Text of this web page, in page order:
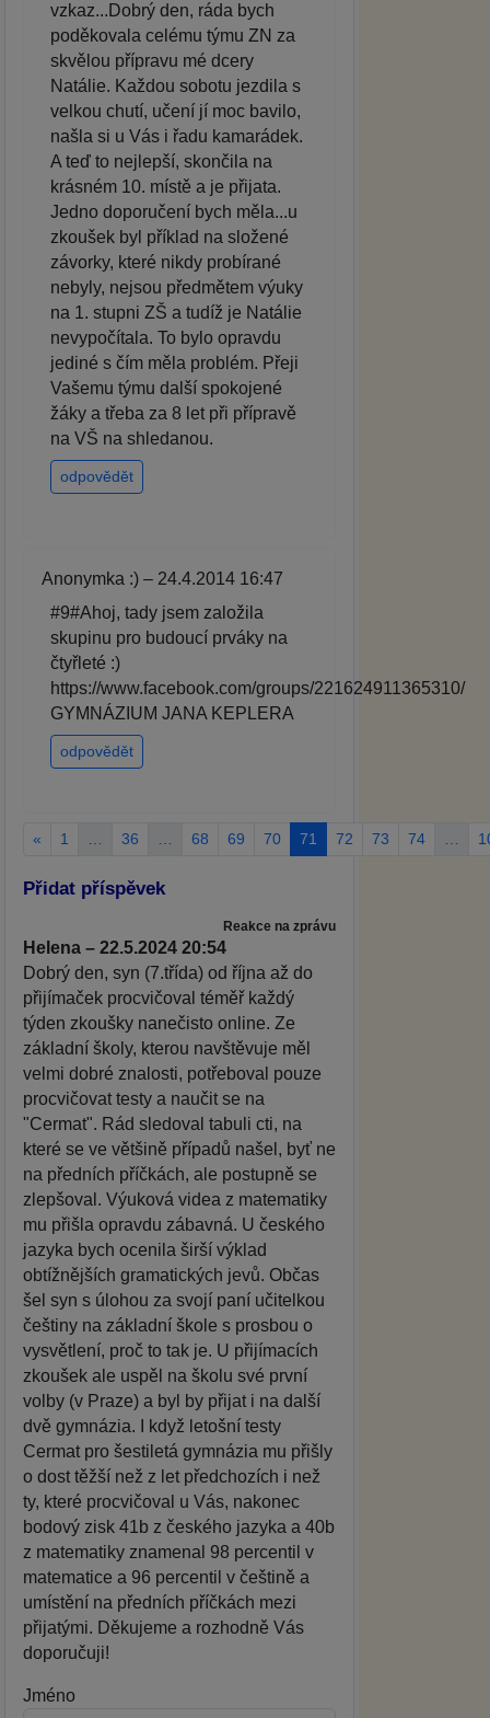
vzkaz...Dobrý den, ráda bych
poděkovala celému týmu ZN za
skvělou přípravu mé dcery
Natálie. Každou sobotu jezdila s
velkou chutí, učení jí moc bavilo,
našla si u Vás i řadu kamarádek.
A teď to nejlepší, skončila na
krásném 10. místě a je přijata.
Jedno doporučení bych měla...u
zkoušek byl příklad na složené
závorky, které nikdy probírané
nebyly, nejsou předmětem výuky
na 1. stupni ZŠ a tudíž je Natálie
nevypočítala. To bylo opravdu
jediné s čím měla problém. Přeji
Vašemu týmu další spokojené
žáky a třeba za 8 let při přípravě
na VŠ na shledanou.
odpovědět
Anonymka :) – 24.4.2014 16:47
#9#Ahoj, tady jsem založila
skupinu pro budoucí prváky na
čtyřleté :)
https://www.facebook.com/groups/221624911365310/
GYMNÁZIUM JANA KEPLERA
odpovědět
« 1 36 68 69 70 71 72 73 74
Přidat příspěvek
Reakce na zprávu
Helena – 22.5.2024 20:54
Dobrý den, syn (7.třída) od října až do
přijímaček procvičoval téměř každý
týden zkoušky nanečisto online. Ze
základní školy, kterou navštěvuje měl
velmi dobré znalosti, potřeboval pouze
procvičovat testy a naučit se na
"Cermat". Rád sledoval tabuli cti, na
které se ve většině případů našel, byť ne
na předních příčkách, ale postupně se
zlepšoval. Výuková videa z matematiky
mu přišla opravdu zábavná. U českého
jazyka bych ocenila širší výklad
obtížnějších gramatických jevů. Občas
šel syn s úlohou za svojí paní učitelkou
češtiny na základní škole s prosbou o
vysvětlení, proč to tak je. U přijímacích
zkoušek ale uspěl na školu své první
volby (v Praze) a byl by přijat i na další
dvě gymnázia. I když letošní testy
Cermat pro šestiletá gymnázia mu přišly
o dost těžší než z let předchozích i než
ty, které procvičoval u Vás, nakonec
bodový zisk 41b z českého jazyka a 40b
z matematiky znamenal 98 percentil v
matematice a 96 percentil v češtině a
umístění na předních příčkách mezi
přijatými. Děkujeme a rozhodně Vás
doporučuji!
Jméno